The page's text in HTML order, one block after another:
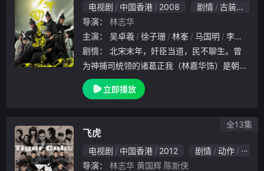
电视剧 中国香港 2008 剧情 古装
导演：
林志华
主演：
吴卓羲 徐子珊 林峯 马国明 李天翔
剧情：
为神捕司统领的诸葛正我（林嘉华饰）是朝廷
中的正义力量，却多年郁郁不得志。他希望能
重掌神捕司儆恶惩奸以整顿法纪，于是他召集
立即播放
飞虎
电视剧 中国香港 2012 剧情 动作
犯罪
导演：
林志华 黄国辉 陈新侠
全13集